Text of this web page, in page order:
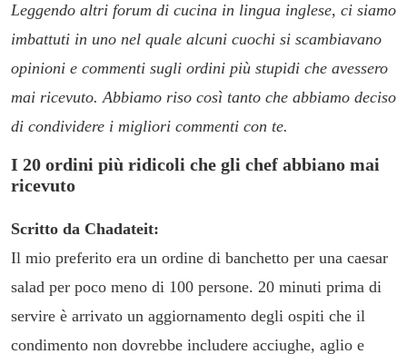
Leggendo altri forum di cucina in lingua inglese, ci siamo
imbattuti in uno nel quale alcuni cuochi si scambiavano
opinioni e commenti sugli ordini più stupidi che avessero
mai ricevuto. Abbiamo riso così tanto che abbiamo deciso
di condividere i migliori commenti con te.
I 20 ordini più ridicoli che gli chef abbiano mai
ricevuto
Scritto da Chadateit:
Il mio preferito era un ordine di banchetto per una caesar
salad per poco meno di 100 persone. 20 minuti prima di
servire è arrivato un aggiornamento degli ospiti che il
condimento non dovrebbe includere acciughe, aglio e